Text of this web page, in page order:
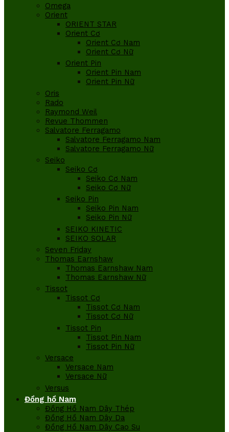
Omega
Orient
ORIENT STAR
Orient Cơ
Orient Cơ Nam
Orient Cơ Nữ
Orient Pin
Orient Pin Nam
Orient Pin Nữ
Oris
Rado
Raymond Weil
Revue Thommen
Salvatore Ferragamo
Salvatore Ferragamo Nam
Salvatore Ferragamo Nữ
Seiko
Seiko Cơ
Seiko Cơ Nam
Seiko Cơ Nữ
Seiko Pin
Seiko Pin Nam
Seiko Pin Nữ
SEIKO KINETIC
SEIKO SOLAR
Seven Friday
Thomas Earnshaw
Thomas Earnshaw Nam
Thomas Earnshaw Nữ
Tissot
Tissot Cơ
Tissot Cơ Nam
Tissot Cơ Nữ
Tissot Pin
Tissot Pin Nam
Tissot Pin Nữ
Versace
Versace Nam
Versace Nữ
Versus
Đồng hồ Nam
Đồng Hồ Nam Dây Thép
Đồng Hồ Nam Dây Da
Đồng Hồ Nam Dây Cao Su